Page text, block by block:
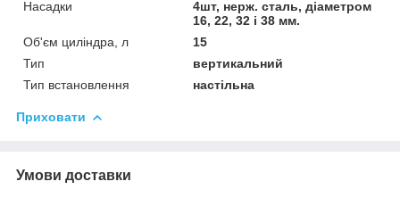
Насадки
4шт, нерж. сталь, діаметром
16, 22, 32 і 38 мм.
Об'єм циліндра, л
15
Тип
вертикальний
Тип встановлення
настільна
Приховати
Умови доставки